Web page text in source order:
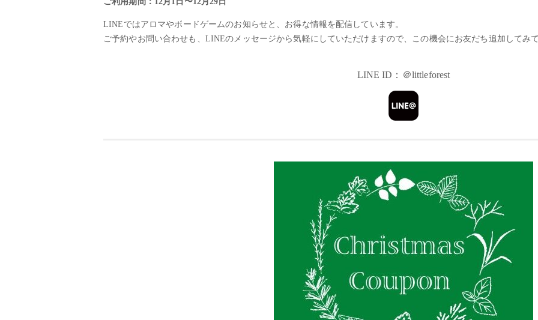
LINEではアロマやボードゲームのお知らせと、お得な情報を配信しています。
ご予約やお問い合わせも、LINEのメッセージから気軽にしていただけますので、この機会にお友だち追加してみ
LINE ID：＠littleforest